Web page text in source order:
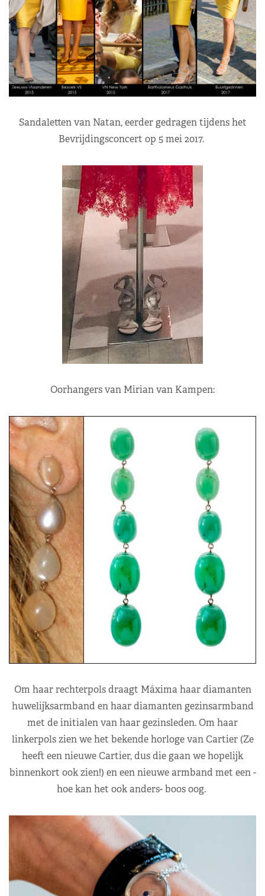
Sandaletten van Natan, eerder gedragen tijdens het
Bevrijdingsconcert op 5 mei 2017.
Oorhangers van Mirian van Kampen:
Om haar rechterpols draagt Máxima haar diamanten
huwelijksarmband en haar diamanten gezinsarmband
met de initialen van haar gezinsleden. Om haar
linkerpols zien we het bekende horloge van Cartier (Ze
heeft een nieuwe Cartier, dus die gaan we hopelijk
binnenkort ook zien!) en een nieuwe armband met een -
hoe kan het ook anders- boos oog.